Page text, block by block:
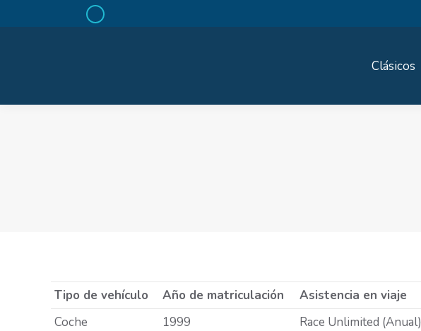
Facebook
Clásicos
Tipo de vehículo Año de matriculación Asistencia en viaje
Coche
1999 Race Unlimited (Anual)